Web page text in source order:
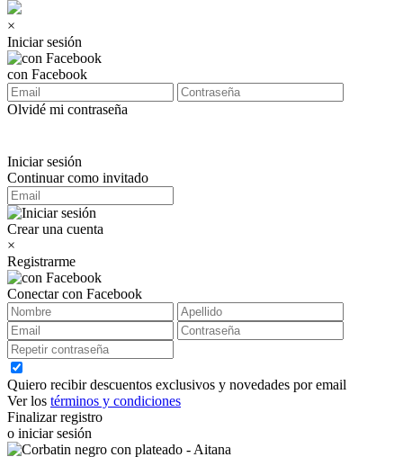
×
Iniciar sesión
con Facebook
Olvidé mi contraseña
Iniciar sesión
Continuar como invitado
Crear una cuenta
×
Registrarme
Conectar con Facebook
Quiero recibir descuentos exclusivos y novedades por email
Ver los términos y condiciones
Finalizar registro
o iniciar sesión